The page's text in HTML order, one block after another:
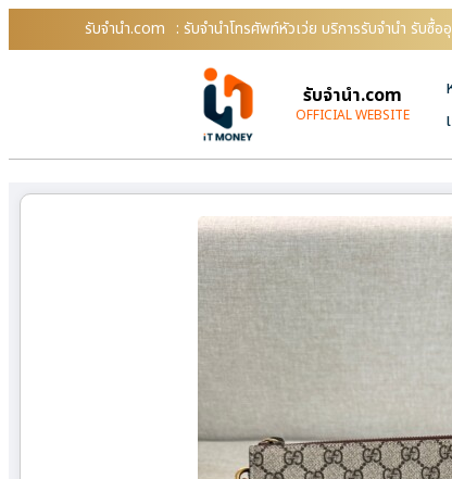
รับจํานํา.com : รับจำนำโทรศัพท์หัวเว่ย บริการรับจำนำ รับซื้
รับจํานํา.com
OFFICIAL WEBSITE